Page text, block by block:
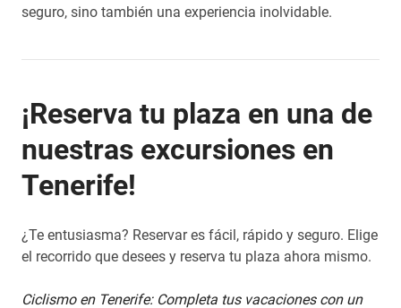
seguro, sino también una experiencia inolvidable.
¡Reserva tu plaza en una de
nuestras excursiones en
Tenerife!
¿Te entusiasma? Reservar es fácil, rápido y seguro. Elige
el recorrido que desees y reserva tu plaza ahora mismo.
Ciclismo en Tenerife: Completa tus vacaciones con un